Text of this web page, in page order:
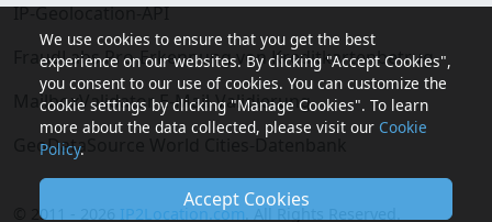
IP-Geolocation-API
FraudLabs Pro-Erkennung von Kreditkartenbetrug
MailboxValidator E-Mail-Validierung
GeoDataSource World Cities-Datenbank
© 2011 - 2026 IP2Location.com
We use cookies to ensure that you get the best
experience on our websites. By clicking "Accept Cookies",
you consent to our use of cookies. You can customize the
cookie settings by clicking "Manage Cookies". To learn
more about the data collected, please visit our Cookie
Policy.
Accept Cookies